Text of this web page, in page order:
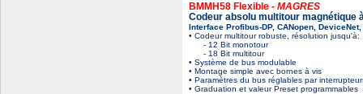
BMMH58 Flexible - MAGRES
Codeur absolu multitour magnétique
Interface Profibus-DP, CANopen, DeviceNet,
• Codeur multitour robuste, résolution jusqu'à:
- 12 Bit monotour
- 18 Bit multitour
• Système de bus modulable
• Montage simple avec bornes à vis
• Paramètres du bus réglables par
• Graduation et valeur Preset programmables